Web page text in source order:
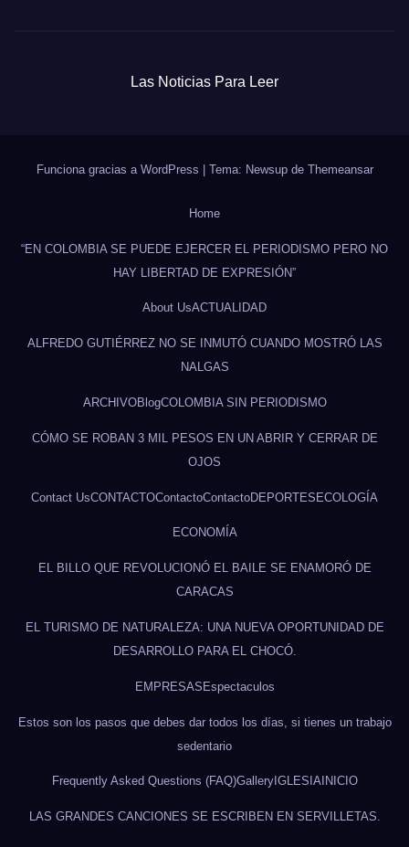
Las Noticias Para Leer
Funciona gracias a WordPress | Tema: Newsup de Themeansar
Home
“EN COLOMBIA SE PUEDE EJERCER EL PERIODISMO PERO NO
HAY LIBERTAD DE EXPRESIÓN”
About UsACTUALIDAD
ALFREDO GUTIÉRREZ NO SE INMUTÓ CUANDO MOSTRÓ LAS
NALGAS
ARCHIVOBlogCOLOMBIA SIN PERIODISMO
CÓMO SE ROBAN 3 MIL PESOS EN UN ABRIR Y CERRAR DE
OJOS
Contact UsCONTACTOContactoContactoDEPORTESECOLOGÍA
ECONOMÍA
EL BILLO QUE REVOLUCIONÓ EL BAILE SE ENAMORÓ DE
CARACAS
EL TURISMO DE NATURALEZA: UNA NUEVA OPORTUNIDAD DE
DESARROLLO PARA EL CHOCÓ.
EMPRESASEspectaculos
Estos son los pasos que debes dar todos los días, si tienes un trabajo
sedentario
Frequently Asked Questions (FAQ)GalleryIGLESIAINICIO
LAS GRANDES CANCIONES SE ESCRIBEN EN SERVILLETAS.